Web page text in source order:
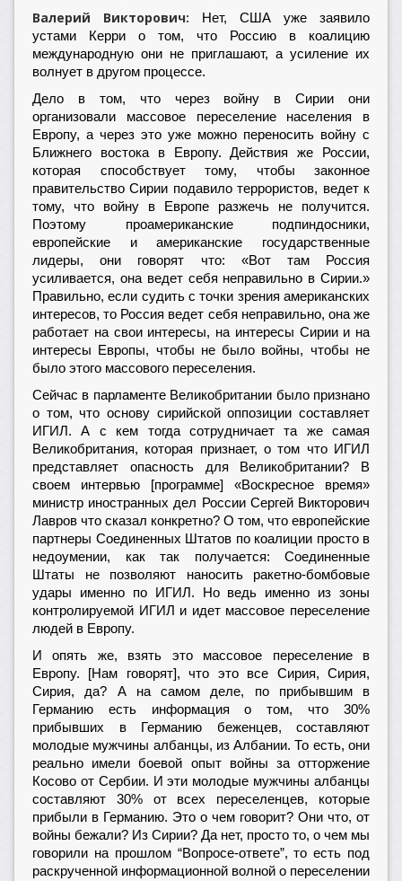
Валерий Викторович:
Нет, США уже заявило
устами Керри о том, что Россию в коалицию
международную они не приглашают, а усиление их
волнует в другом процессе.
Дело в том, что через войну в Сирии они
организовали массовое переселение населения в
Европу, а через это уже можно переносить войну с
Ближнего востока в Европу. Действия же России,
которая способствует тому, чтобы законное
правительство Сирии подавило террористов, ведет к
тому, что войну в Европе разжечь не получится.
Поэтому проамериканские подпиндосники,
европейские и американские государственные
лидеры, они говорят что: «Вот там Россия
усиливается, она ведет себя неправильно в Сирии.»
Правильно, если судить с точки зрения американских
интересов, то Россия ведет себя неправильно, она же
работает на свои интересы, на интересы Сирии и на
интересы Европы, чтобы не было войны, чтобы не
было этого массового переселения.
Сейчас в парламенте Великобритании было признано
о том, что основу сирийской оппозиции составляет
ИГИЛ. А с кем тогда сотрудничает та же самая
Великобритания, которая признает, о том что ИГИЛ
представляет опасность для Великобритании? В
своем интервью [программе] «Воскресное время»
министр иностранных дел России Сергей Викторович
Лавров что сказал конкретно? О том, что европейские
партнеры Соединенных Штатов по коалиции просто в
недоумении, как так получается: Соединенные
Штаты не позволяют наносить ракетно-бомбовые
удары именно по ИГИЛ. Но ведь именно из зоны
контролируемой ИГИЛ и идет массовое переселение
людей в Европу.
И опять же, взять это массовое переселение в
Европу. [Нам говорят], что это все Сирия, Сирия,
Сирия, да? А на самом деле, по прибывшим в
Германию есть информация о том, что 30%
прибывших в Германию беженцев, составляют
молодые мужчины албанцы, из Албании. То есть, они
реально имели боевой опыт войны за отторжение
Косово от Сербии. И эти молодые мужчины албанцы
составляют 30% от всех переселенцев, которые
прибыли в Германию. Это о чем говорит? Они что, от
войны бежали? Из Сирии? Да нет, просто то, о чем мы
говорили на прошлом “Вопросе-ответе”, то есть под
раскрученной информационной волной о переселении